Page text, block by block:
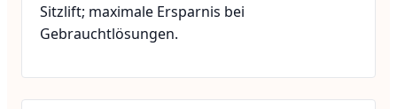
Sitzlift; maximale Ersparnis bei
Gebrauchtlösungen.